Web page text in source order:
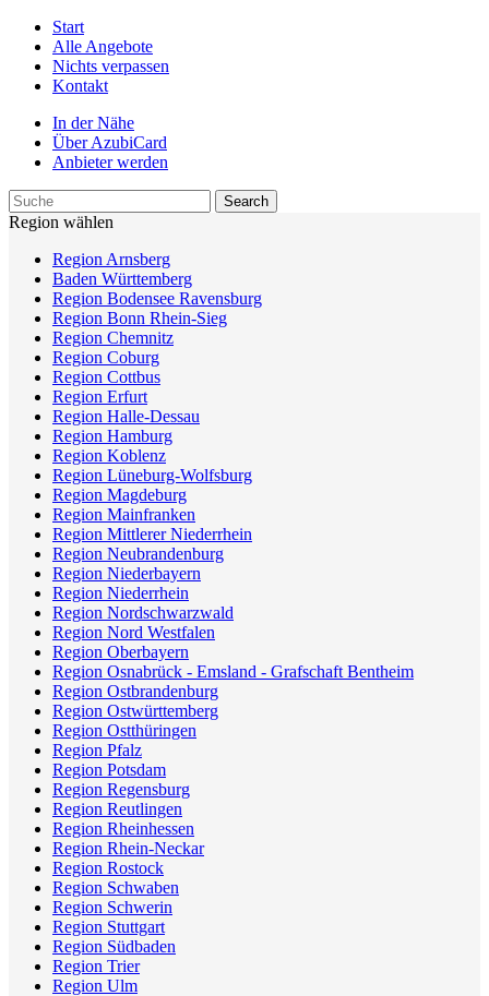
Start
Alle Angebote
Nichts verpassen
Kontakt
In der Nähe
Über AzubiCard
Anbieter werden
Region wählen
Region Arnsberg
Baden Württemberg
Region Bodensee Ravensburg
Region Bonn Rhein-Sieg
Region Chemnitz
Region Coburg
Region Cottbus
Region Erfurt
Region Halle-Dessau
Region Hamburg
Region Koblenz
Region Lüneburg-Wolfsburg
Region Magdeburg
Region Mainfranken
Region Mittlerer Niederrhein
Region Neubrandenburg
Region Niederbayern
Region Niederrhein
Region Nordschwarzwald
Region Nord Westfalen
Region Oberbayern
Region Osnabrück - Emsland - Grafschaft Bentheim
Region Ostbrandenburg
Region Ostwürttemberg
Region Ostthüringen
Region Pfalz
Region Potsdam
Region Regensburg
Region Reutlingen
Region Rheinhessen
Region Rhein-Neckar
Region Rostock
Region Schwaben
Region Schwerin
Region Stuttgart
Region Südbaden
Region Trier
Region Ulm